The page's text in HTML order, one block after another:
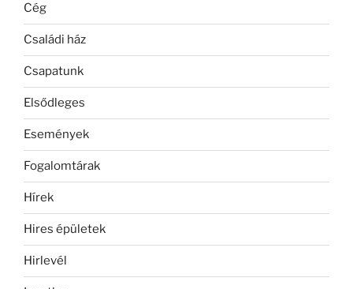
Cég
Családi ház
Csapatunk
Elsődleges
Események
Fogalomtárak
Hírek
Hires épületek
Hirlevél